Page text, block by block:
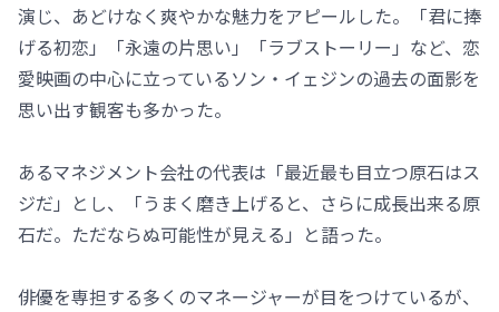
演じ、あどけなく爽やかな魅力をアピールした。「君に捧
げる初恋」「永遠の片思い」「ラブストーリー」など、恋
愛映画の中心に立っているソン・イェジンの過去の面影を
思い出す観客も多かった。
あるマネジメント会社の代表は「最近最も目立つ原石はス
ジだ」とし、「うまく磨き上げると、さらに成長出来る原
石だ。ただならぬ可能性が見える」と語った。
俳優を専担する多くのマネージャーが目をつけているが、